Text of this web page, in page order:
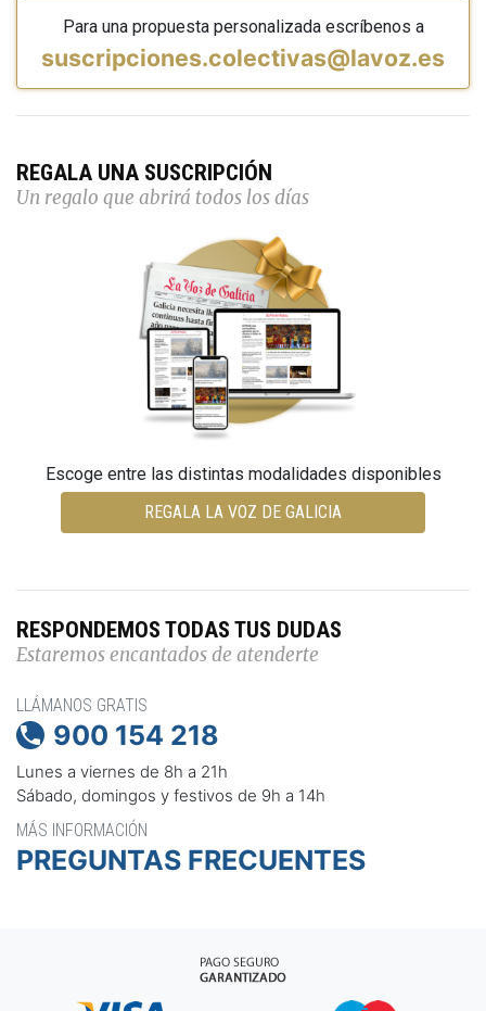
Para una propuesta personalizada escríbenos a
suscripciones.colectivas@lavoz.es
REGALA UNA SUSCRIPCIÓN
Un regalo que abrirá todos los días
Escoge entre las distintas modalidades disponibles
REGALA LA VOZ DE GALICIA
RESPONDEMOS TODAS TUS DUDAS
Estaremos encantados de atenderte
LLÁMANOS GRATIS
 900 154 218
Lunes a viernes de 8h a 21h
Sábado, domingos y festivos de 9h a 14h
MÁS INFORMACIÓN
PREGUNTAS FRECUENTES